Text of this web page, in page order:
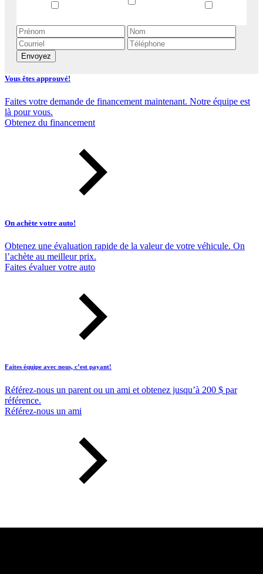
Envoyez
Vous êtes approuvé!
Faites votre demande de financement maintenant. Notre équipe est
là pour vous.
Obtenez du financement
On achète votre auto!
Obtenez une évaluation rapide de la valeur de votre véhicule. On
l’achète au meilleur prix.
Faites évaluer votre auto
Faites équipe avec nous, c’est payant!
Référez-nous un parent ou un ami et obtenez jusqu’à 200 $ par
référence.
Référez-nous un ami